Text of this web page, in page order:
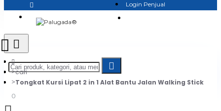
Login Penjual
0
cari
Tongkat Kursi Lipat 2 in 1 Alat Bantu Jalan Walking Stick